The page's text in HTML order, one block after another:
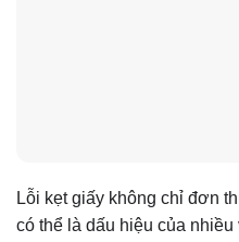
Lỗi kẹt giấy không chỉ đơn
có thể là dấu hiệu của